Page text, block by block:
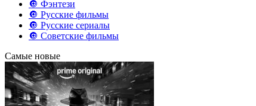
🔘 Фэнтези
🔘 Русские фильмы
🔘 Русские сериалы
🔘 Советские фильмы
Самые новые